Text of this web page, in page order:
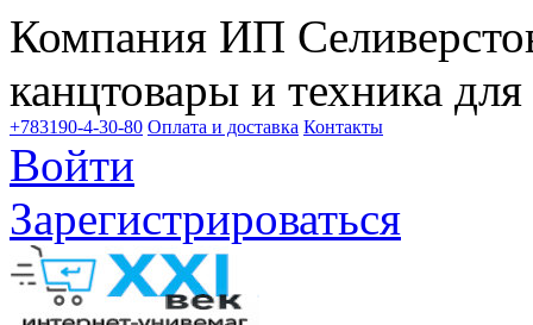
Компания ИП
канцтовары и техника
+783190-4-30-80 Оплата и доставка Контакты
Войти
Зарегистрироваться